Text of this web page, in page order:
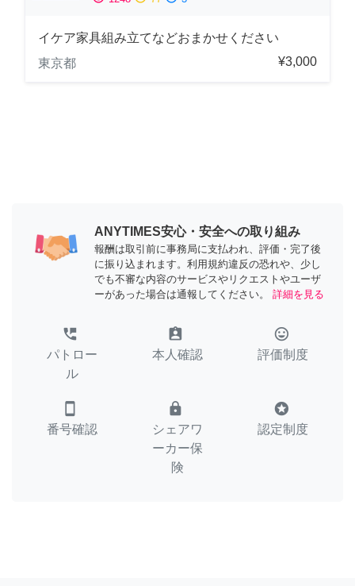
イケア家具組み立てなどおまかせください
東京都
¥3,000
ANYTIMES安心・安全への取り組み
報酬は取引前に事務局に支払われ、評価・完了後
に振り込まれます。利用規約違反の恐れや、少し
でも不審な内容のサービスやリクエストやユーザ
ーがあった場合は通報してください。
詳細を見る
perm_phone_msg
パトロー
ル
assignment_ind
本人確認
tag_faces
評価制度
smartphone
番号確認
lock
シェアワ
ーカー保
険
stars
認定制度